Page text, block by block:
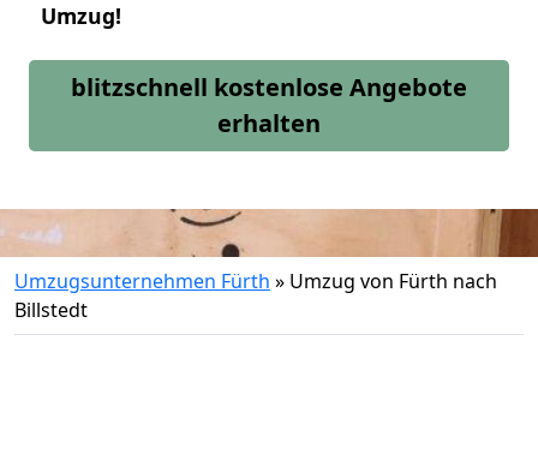
Umzug!
blitzschnell kostenlose Angebote
erhalten
Umzugsunternehmen Fürth » Umzug von Fürth nach
Billstedt